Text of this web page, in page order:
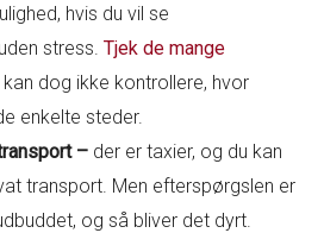
hvis du vil se
stress.Tjek de mange
kan dog ikke kontrollere, hvor
enkelte steder.
– der er taxier, og du kan
transport. Men efterspørgslen er
og så bliver det dyrt.